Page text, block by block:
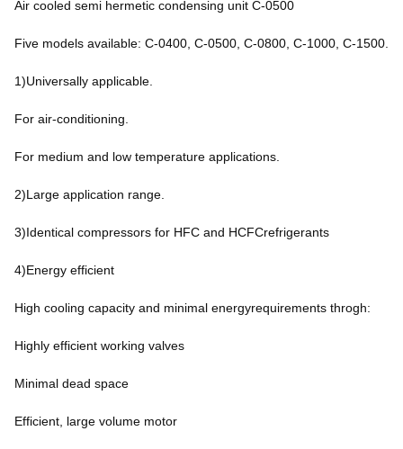
Air cooled semi hermetic condensing unit C-0500
Five models available: C-0400, C-0500, C-0800, C-1000, C-1500.
1)Universally applicable.
For air-conditioning.
For medium and low temperature applications.
2)Large application range.
3)Identical compressors for HFC and HCFCrefrigerants
4)Energy efficient
High cooling capacity and minimal energyrequirements throgh:
Highly efficient working valves
Minimal dead space
Efficient, large volume motor